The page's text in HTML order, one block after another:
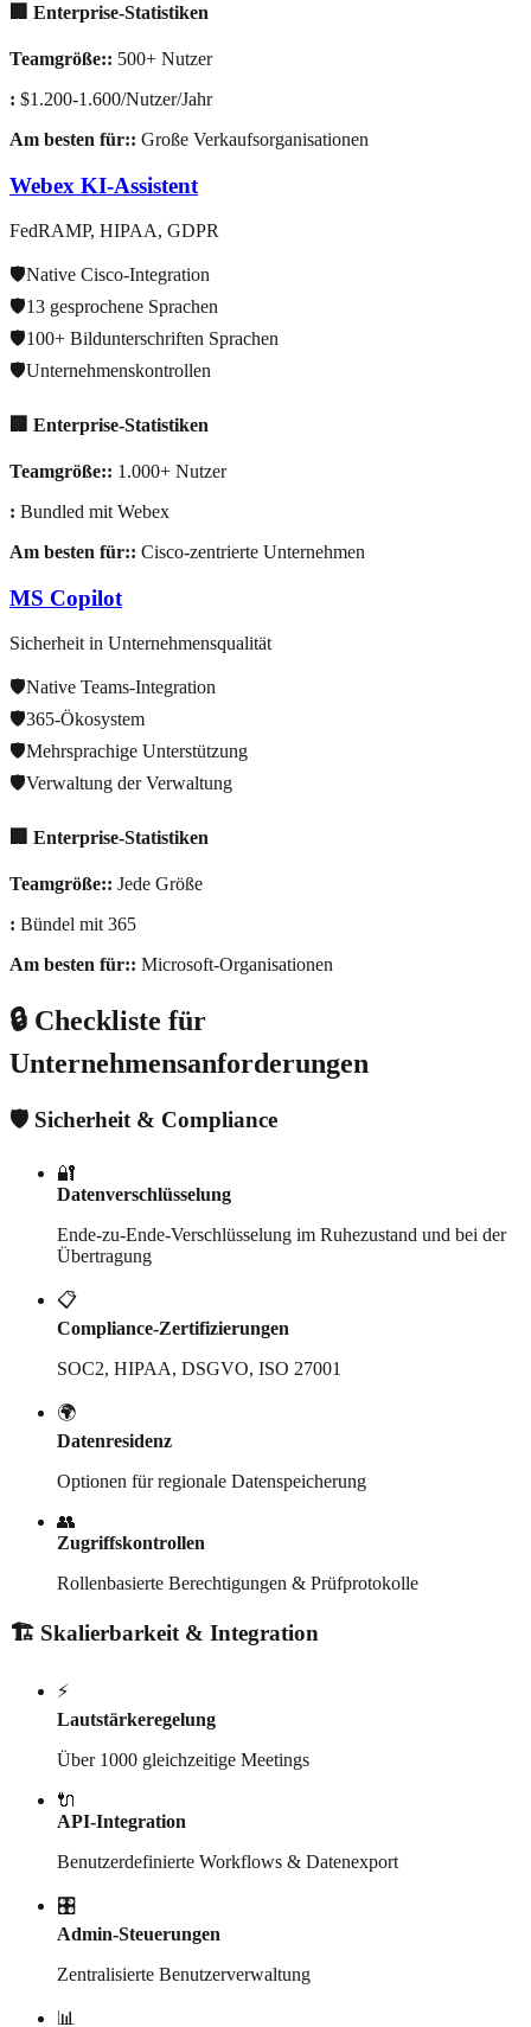
🏢 Enterprise-Statistiken
Teamgröße:: 500+ Nutzer
: $1.200-1.600/Nutzer/Jahr
Am besten für:: Große Verkaufsorganisationen
Webex KI-Assistent
FedRAMP, HIPAA, GDPR
🛡️Native Cisco-Integration
🛡️13 gesprochene Sprachen
🛡️100+ Bildunterschriften Sprachen
🛡️Unternehmenskontrollen
🏢 Enterprise-Statistiken
Teamgröße:: 1.000+ Nutzer
: Bundled mit Webex
Am besten für:: Cisco-zentrierte Unternehmen
MS Copilot
Sicherheit in Unternehmensqualität
🛡️Native Teams-Integration
🛡️365-Ökosystem
🛡️Mehrsprachige Unterstützung
🛡️Verwaltung der Verwaltung
🏢 Enterprise-Statistiken
Teamgröße:: Jede Größe
: Bündel mit 365
Am besten für:: Microsoft-Organisationen
🔒 Checkliste für
Unternehmensanforderungen
🛡️ Sicherheit & Compliance
🔐
Datenverschlüsselung
Ende-zu-Ende-Verschlüsselung im Ruhezustand und bei der
Übertragung
📋
Compliance-Zertifizierungen
SOC2, HIPAA, DSGVO, ISO 27001
🌍
Datenresidenz
Optionen für regionale Datenspeicherung
👥
Zugriffskontrollen
Rollenbasierte Berechtigungen & Prüfprotokolle
🏗️ Skalierbarkeit & Integration
⚡
Lautstärkeregelung
Über 1000 gleichzeitige Meetings
🔌
API-Integration
Benutzerdefinierte Workflows & Datenexport
🎛️
Admin-Steuerungen
Zentralisierte Benutzerverwaltung
📊